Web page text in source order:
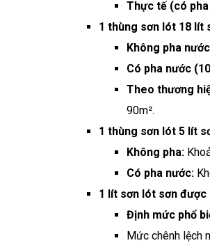
Thực tế (có
1 thùng sơn lót 18 lít
Không pha
Có pha nước
Theo thương
90m².
1 thùng sơn lót 5 lít
Không pha:
Có pha nước:
1 lít sơn lót sơn được
Định mức phổ
Mức chênh lệch